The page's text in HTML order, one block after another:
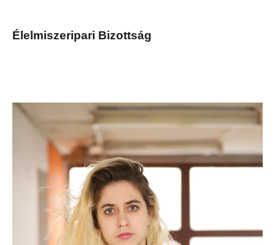
Élelmiszeripari Bizottság